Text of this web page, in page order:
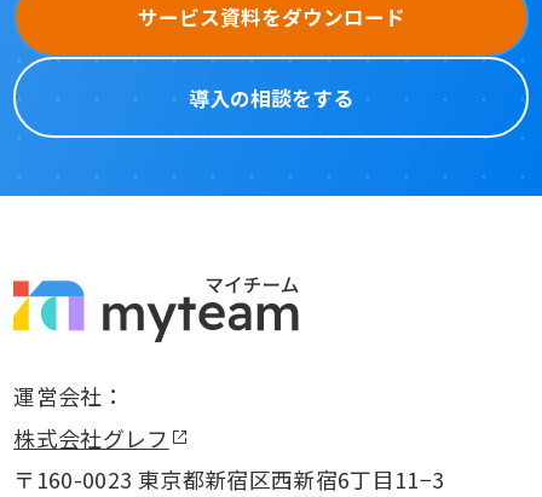
サービス資料をダウンロード
導入の相談をする
運営会社：
株式会社グレフ
〒160-0023 東京都新宿区西新宿6丁目11−3